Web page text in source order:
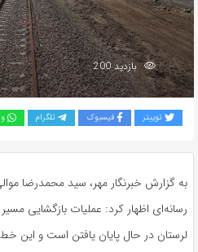
بازدید 200
توییتر فیسبوک تلگرام
به گزارش خبرنگار مهر، سید محمدرضا
رسانه‌ای اظهار کرد: عملیات بازگشایی
لرستان در حال پایان یافتن است و این